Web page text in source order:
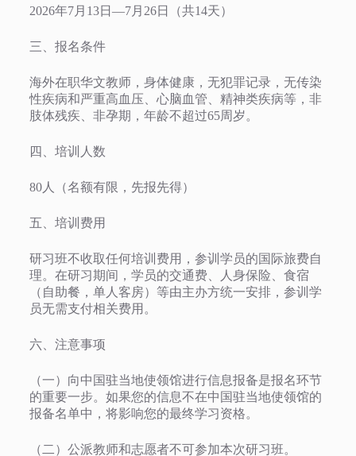
2026年7月13日—7月26日（共14天）
三、报名条件
海外在职华文教师，身体健康，无犯罪记录，无传染
性疾病和严重高血压、心脑血管、精神类疾病等，非
肢体残疾、非孕期，年龄不超过65周岁。
四、培训人数
80人（名额有限，先报先得）
五、培训费用
研习班不收取任何培训费用，参训学员的国际旅费自
理。在研习期间，学员的交通费、人身保险、食宿
（自助餐，单人客房）等由主办方统一安排，参训学
员无需支付相关费用。
六、注意事项
（一）向中国驻当地使领馆进行信息报备是报名环节
的重要一步。如果您的信息不在中国驻当地使领馆的
报备名单中，将影响您的最终学习资格。
（二）公派教师和志愿者不可参加本次研习班。